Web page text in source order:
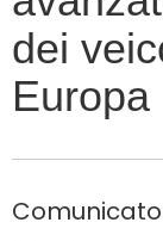
dei
Europa